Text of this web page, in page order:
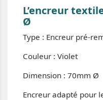
L’encreur
Ø
Type : Encreur pré-
Couleur : Violet
Dimension : 70mm Ø
Encreur adapté pour